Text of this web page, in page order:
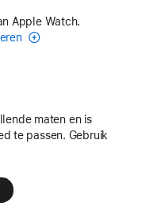
Apple Watch.
maten en is
te passen. Gebruik